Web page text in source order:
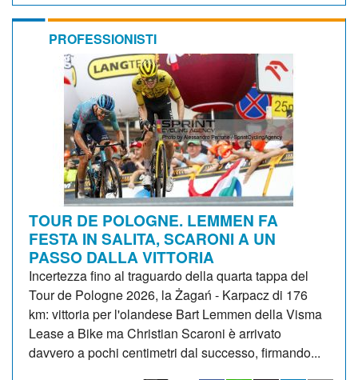
PROFESSIONISTI
TOUR DE POLOGNE. LEMMEN FA
FESTA IN SALITA, SCARONI A UN
PASSO DALLA VITTORIA
Incertezza fino al traguardo della quarta tappa del
Tour de Pologne 2026, la Żagań - Karpacz di 176
km: vittoria per l'olandese Bart Lemmen della Visma
Lease a Bike ma Christian Scaroni è arrivato
davvero a pochi centimetri dal successo, firmando...